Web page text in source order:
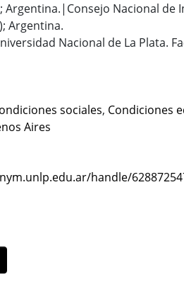
Argentina.|Consejo Nacional de
Argentina.
Nacional de La Plata.
sociales, Condiciones
Aires
handle/